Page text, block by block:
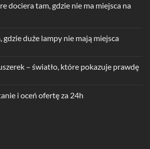
dociera tam, gdzie nie ma miejsca na
gdzie duże lampy nie mają miejsca
– światło, które pokazuje prawdę
i oceń ofertę za 24h